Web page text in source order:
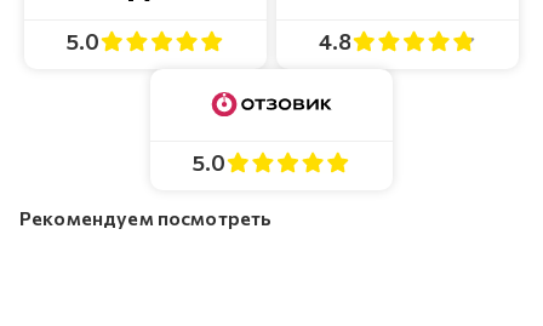
5.0 4.8
5.0
Рекомендуем посмотреть